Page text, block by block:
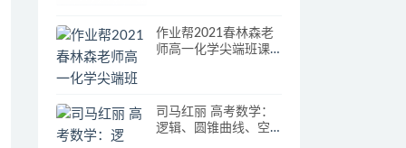
作业帮2021春林森老
师高一化学尖端班课
司马红丽 高考数学：
逻辑、圆锥曲线、空